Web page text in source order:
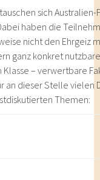
sich Australien-
haben die
nicht den Ehrgeiz
ganz konkret
Klasse – verwertbare
an dieser Stelle vielen
Themen: